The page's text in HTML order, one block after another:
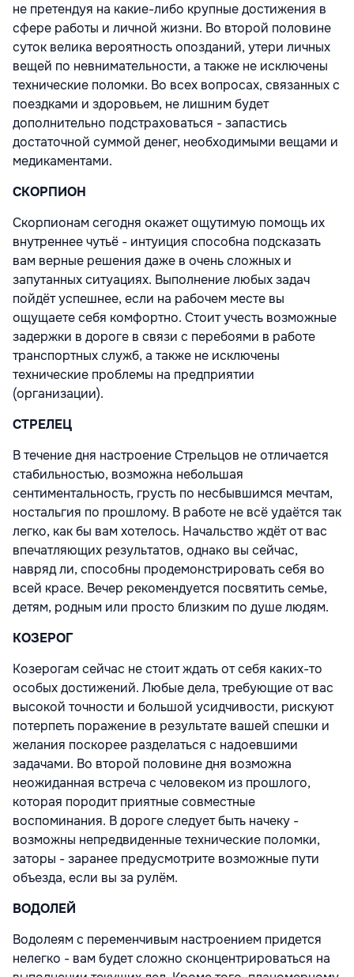
не претендуя на какие-либо крупные достижения в
сфере работы и личной жизни. Во второй половине
суток велика вероятность опозданий, утери личных
вещей по невнимательности, а также не исключены
технические поломки. Во всех вопросах, связанных с
поездками и здоровьем, не лишним будет
дополнительно подстраховаться - запастись
достаточной суммой денег, необходимыми вещами и
медикаментами.
СКОРПИОН
Скорпионам сегодня окажет ощутимую помощь их
внутреннее чутьё - интуиция способна подсказать
вам верные решения даже в очень сложных и
запутанных ситуациях. Выполнение любых задач
пойдёт успешнее, если на рабочем месте вы
ощущаете себя комфортно. Стоит учесть возможные
задержки в дороге в связи с перебоями в работе
транспортных служб, а также не исключены
технические проблемы на предприятии
(организации).
СТРЕЛЕЦ
В течение дня настроение Стрельцов не отличается
стабильностью, возможна небольшая
сентиментальность, грусть по несбывшимся мечтам,
ностальгия по прошлому. В работе не всё удаётся так
легко, как бы вам хотелось. Начальство ждёт от вас
впечатляющих результатов, однако вы сейчас,
навряд ли, способны продемонстрировать себя во
всей красе. Вечер рекомендуется посвятить семье,
детям, родным или просто близким по душе людям.
КОЗЕРОГ
Козерогам сейчас не стоит ждать от себя каких-то
особых достижений. Любые дела, требующие от вас
высокой точности и большой усидчивости, рискуют
потерпеть поражение в результате вашей спешки и
желания поскорее разделаться с надоевшими
задачами. Во второй половине дня возможна
неожиданная встреча с человеком из прошлого,
которая породит приятные совместные
воспоминания. В дороге следует быть начеку -
возможны непредвиденные технические поломки,
заторы - заранее предусмотрите возможные пути
объезда, если вы за рулём.
ВОДОЛЕЙ
Водолеям с переменчивым настроением придется
нелегко - вам будет сложно сконцентрироваться на